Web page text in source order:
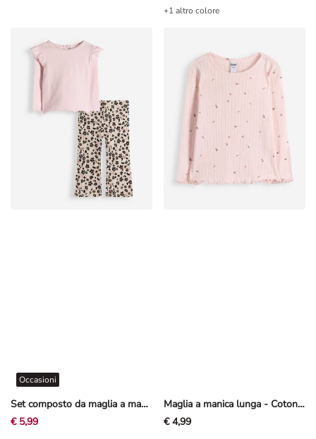
+1 altro colore
Set composto da maglia a manica lunga e leggings - Volant - Rosa chiaro
Occasioni
€ 5,99
Maglia a manica lunga - Cotone - Rosa chiaro
€ 4,99